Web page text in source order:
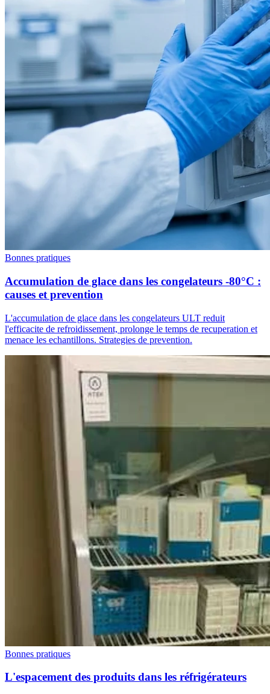
Bonnes pratiques
Accumulation de glace dans les congelateurs -80°C :
causes et prevention
L'accumulation de glace dans les congelateurs ULT reduit
l'efficacite de refroidissement, prolonge le temps de recuperation et
menace les echantillons. Strategies de prevention.
Bonnes pratiques
L'espacement des produits dans les réfrigérateurs